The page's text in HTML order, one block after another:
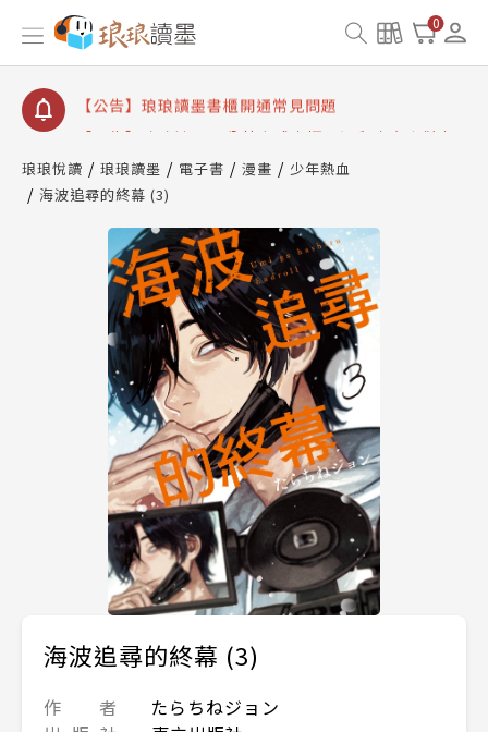
0
【公告】琅琅讀墨數位閱讀資產合併與書櫃開通申請
【公告】琅琅讀墨書櫃開通常見問題
【公告】琅琅讀墨 3 分鐘完成書櫃開通與資產合併申
請圖文教學
查詢
【公告】琅琅讀墨數位閱讀資產合併與書櫃開通申請
琅琅悅讀 琅琅讀墨 電子書 漫畫
少年熱血
海波追尋的終幕 (3)
海波追尋的終幕 (3)
作 者
たらちねジョン